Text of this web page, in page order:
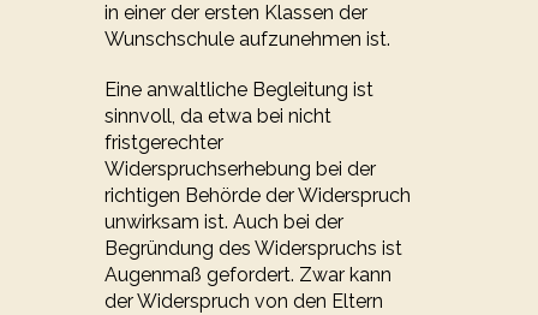
in einer der ersten Klassen der
Wunschschule aufzunehmen ist.
Eine anwaltliche Begleitung ist
sinnvoll, da etwa bei nicht
fristgerechter
Widerspruchserhebung bei der
richtigen Behörde der Widerspruch
unwirksam ist. Auch bei der
Begründung des Widerspruchs ist
Augenmaß gefordert. Zwar kann
der Widerspruch von den Eltern